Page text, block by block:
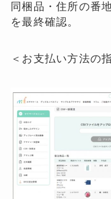
同梱品・住所の番
を最終確認。
＜お支払い方法の